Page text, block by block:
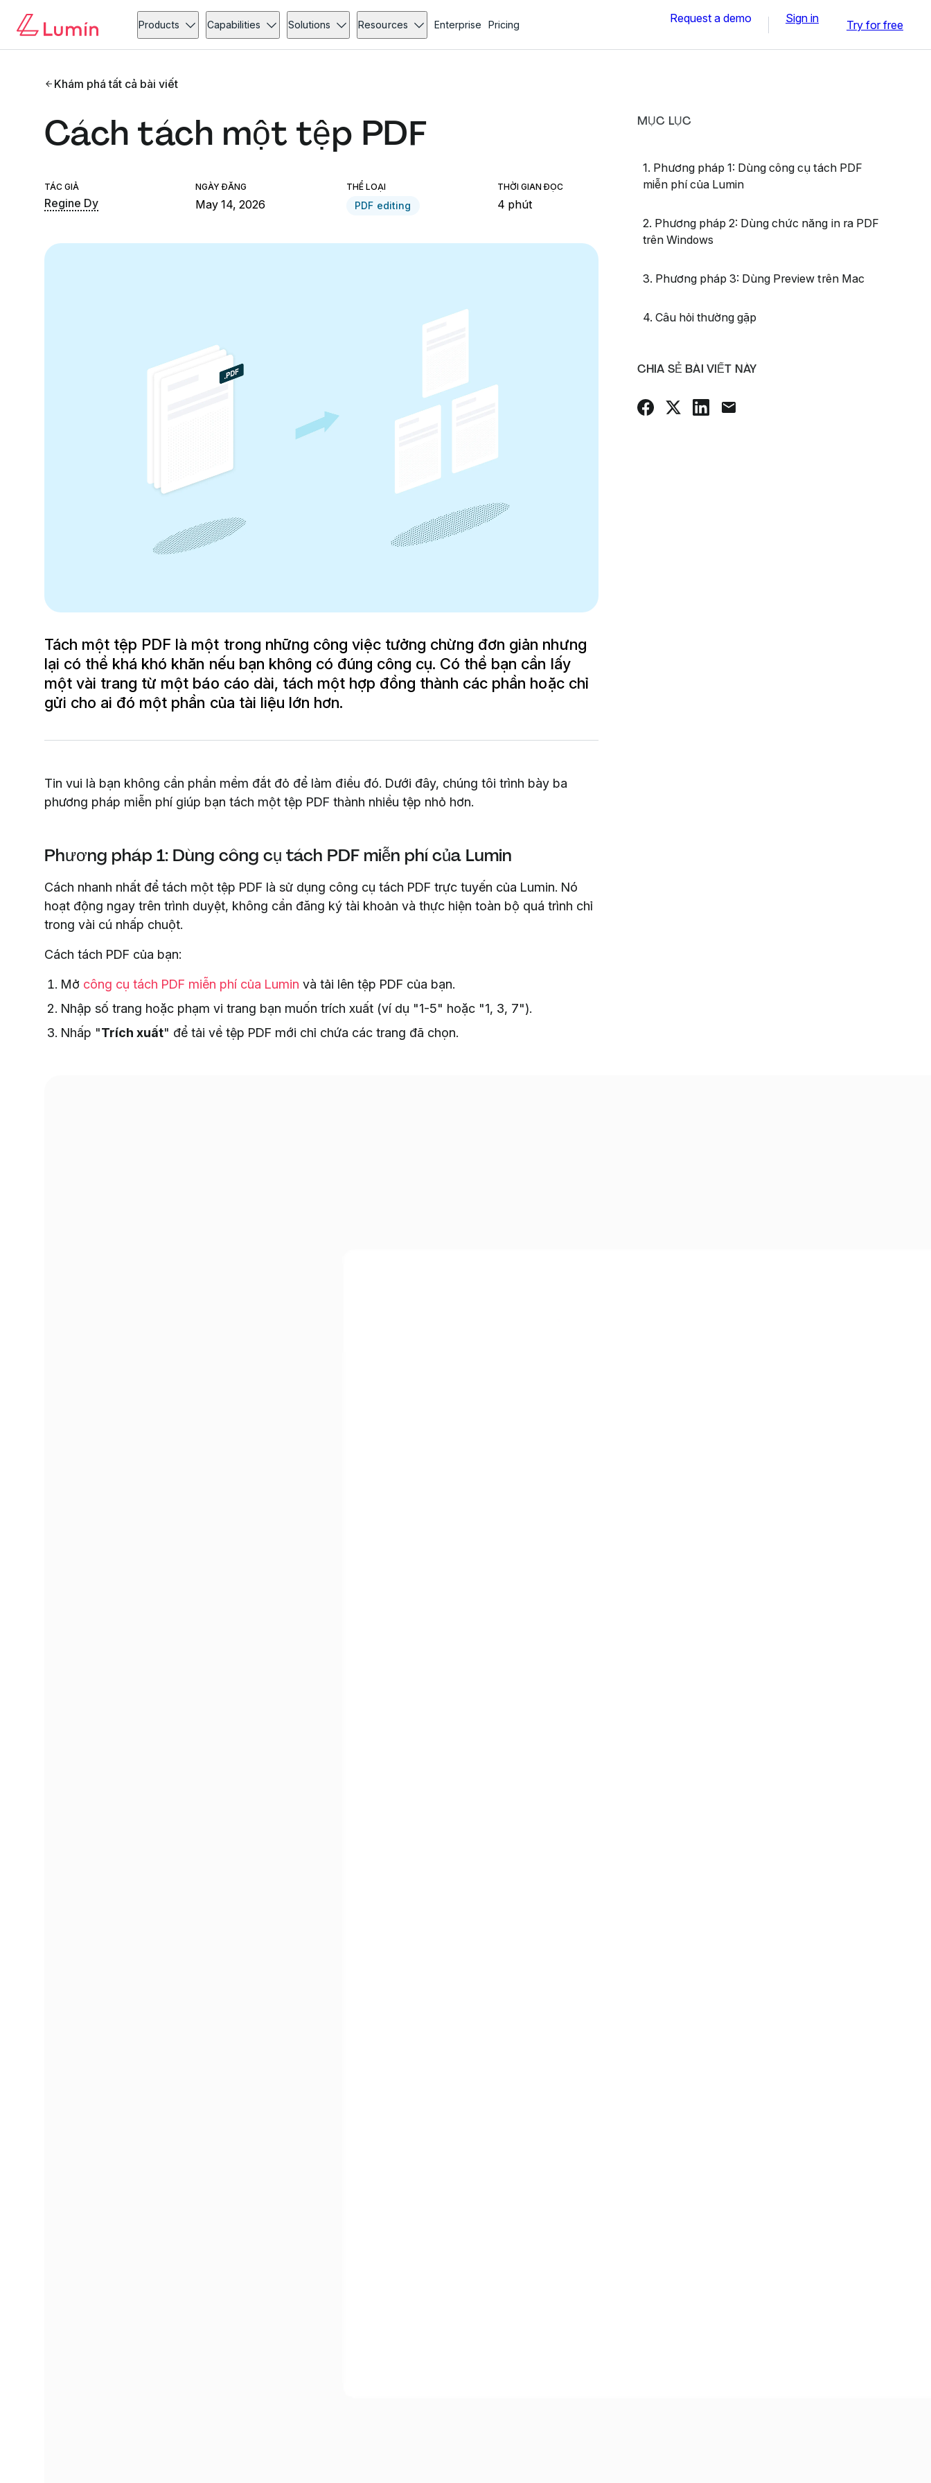
Products Capabilities Solutions Resources Enterprise Pricing Request a demo Sign in Try for free
Khám phá tất cả bài viết
Cách tách một tệp PDF
TÁC GIẢ
Regine Dy
NGÀY ĐĂNG
May 14, 2026
THỂ LOẠI
PDF editing
THỜI GIAN ĐỌC
4 phút
Tách một tệp PDF là một trong những công việc tưởng chừng đơn giản nhưng
lại có thể khá khó khăn nếu bạn không có đúng công cụ. Có thể bạn cần lấy
một vài trang từ một báo cáo dài, tách một hợp đồng thành các phần hoặc chỉ
gửi cho ai đó một phần của tài liệu lớn hơn.
MỤC LỤC
1. Phương pháp 1: Dùng công cụ tách PDF
miễn phí của Lumin
2. Phương pháp 2: Dùng chức năng in ra PDF
trên Windows
3. Phương pháp 3: Dùng Preview trên Mac
4. Câu hỏi thường gặp
CHIA SẺ BÀI VIẾT NÀY
Tin vui là bạn không cần phần mềm đắt đỏ để làm điều đó. Dưới đây, chúng tôi trình bày ba
phương pháp miễn phí giúp bạn tách một tệp PDF thành nhiều tệp nhỏ hơn.
Phương pháp 1: Dùng công cụ tách PDF miễn phí của Lumin
Cách nhanh nhất để tách một tệp PDF là sử dụng công cụ tách PDF trực tuyến của Lumin. Nó
hoạt động ngay trên trình duyệt, không cần đăng ký tài khoản và thực hiện toàn bộ quá trình chỉ
trong vài cú nhấp chuột.
Cách tách PDF của bạn:
Mở công cụ tách PDF miễn phí của Lumin và tải lên tệp PDF của bạn.
Nhập số trang hoặc phạm vi trang bạn muốn trích xuất (ví dụ "1-5" hoặc "1, 3, 7").
Nhấp "Trích xuất" để tải về tệp PDF mới chỉ chứa các trang đã chọn.